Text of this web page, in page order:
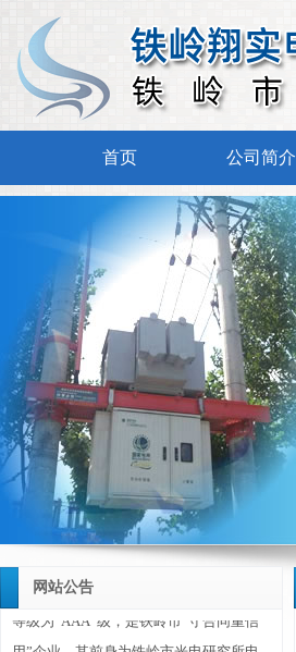
首页 公司简介
网站公告
铁岭翔实电力设备有限公司企业信用
等级为“AAA”级，是铁岭市“守合同重信
用”企业，其前身为铁岭市光电研究所电
力设备分厂（非独立法人单位）。是铁岭
市光电研究所为了更专业、更系统地服务
于电力系统，而专门组建的生产电力系统
设备和材料的独立法人单位。铁岭翔实电
力设备有限公司成立于2010年10月20日，
注册资金1180万元，位于铁岭市调兵山城
北工业园区，占地面积30亩（20000平方
米），其技术、工艺、研发、生产、销售
等主要人员均为铁岭市光电研究所选调的
优秀人员，公司董事长兼总经理由铁岭市
光电研究所所长兼任，铁岭市光电研究所
研制的所有电力系统产品均由铁岭翔实电
力设备有限公司生产和销售。
铁岭翔实电力设备有限公司企业信用
等级为“AAA”级，是铁岭市“守合同重信
用”企业，其前身为铁岭市光电研究所电